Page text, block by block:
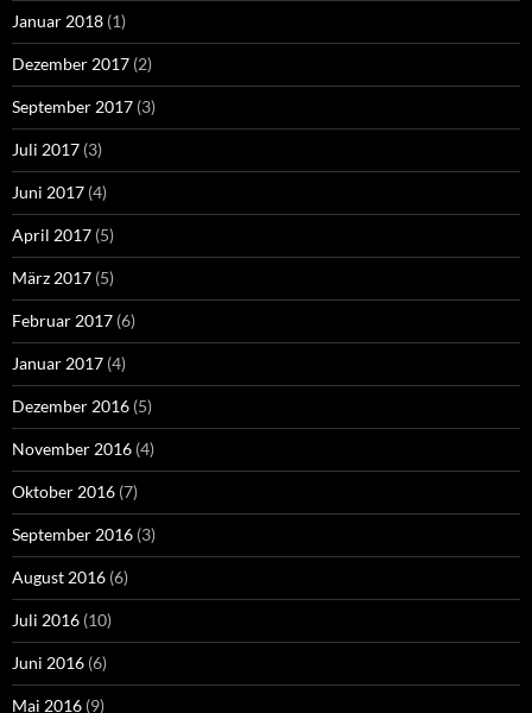
Januar 2018 (1)
Dezember 2017 (2)
September 2017 (3)
Juli 2017 (3)
Juni 2017 (4)
April 2017 (5)
März 2017 (5)
Februar 2017 (6)
Januar 2017 (4)
Dezember 2016 (5)
November 2016 (4)
Oktober 2016 (7)
September 2016 (3)
August 2016 (6)
Juli 2016 (10)
Juni 2016 (6)
Mai 2016 (9)